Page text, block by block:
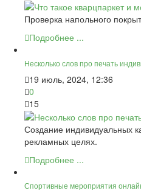
Проверка напольного
Подробнее ...
Несколько слов про печать
19 июль, 2024, 12:36
0
15
Создание индивидуальных
рекламных целях.
Подробнее ...
Спортивные мероприятия